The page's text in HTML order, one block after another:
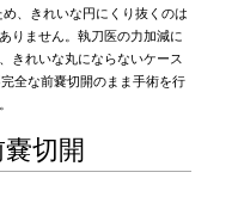
、きれいな円にくり抜くのは
りません。執刀医の力加減に
きれいな丸にならないケース
全な前嚢切開のまま手術を行
切開